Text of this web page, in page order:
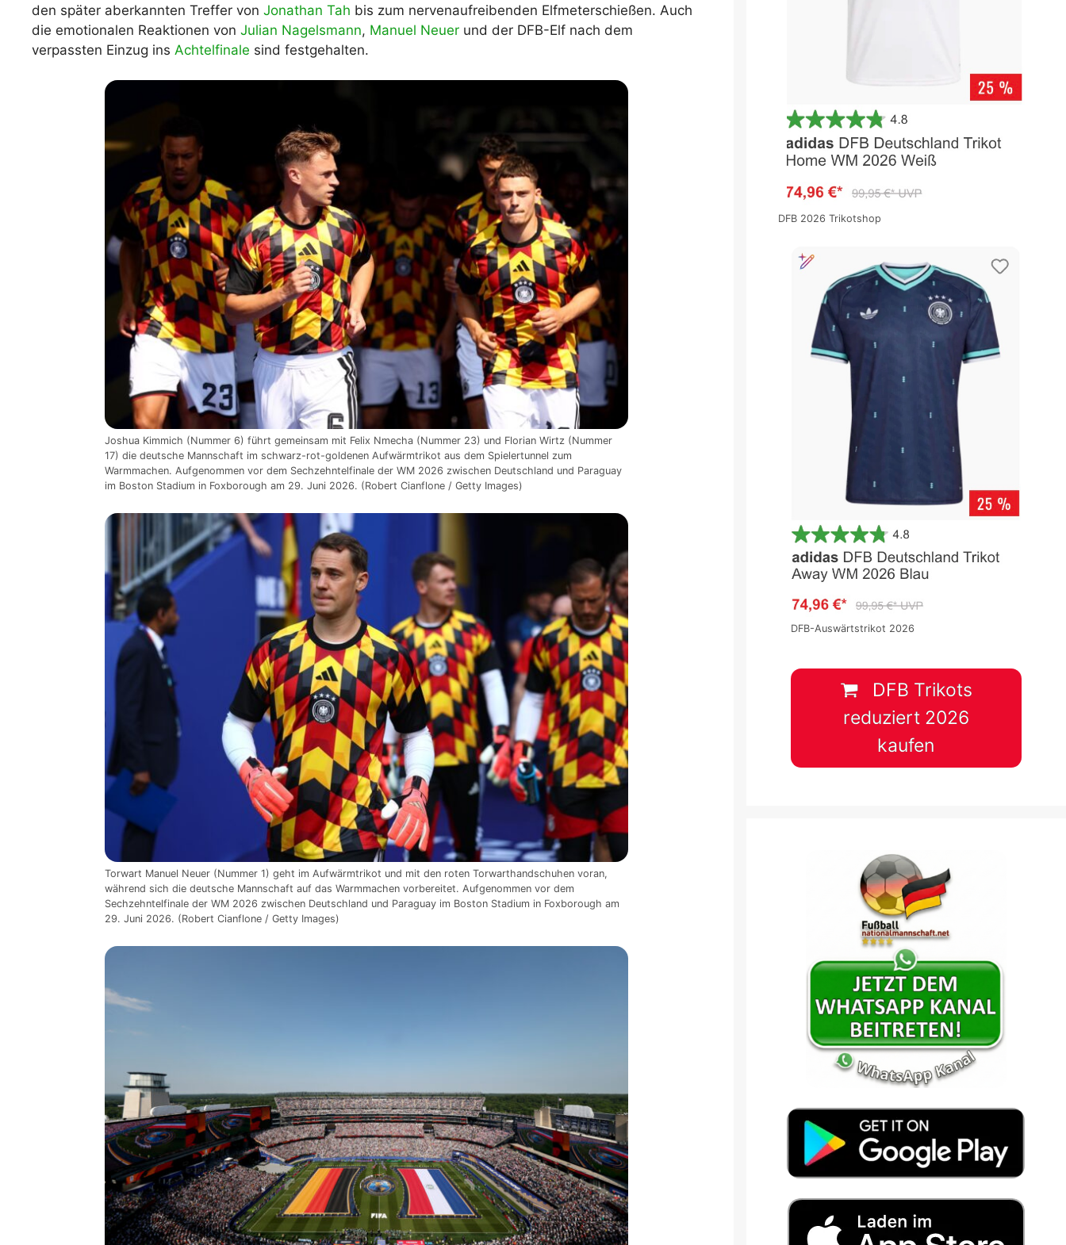
WM 2026 Spielplan Excel – kostenlos
downloaden & automatisch ausfüllen
den später aberkannten Treffer von Jonathan Tah bis zum nervenaufreibenden Elfmeterschießen. Auch
die emotionalen Reaktionen von Julian Nagelsmann, Manuel Neuer und der DFB-Elf nach dem
verpassten Einzug ins Achtelfinale sind festgehalten.
Joshua Kimmich (Nummer 6) führt gemeinsam mit Felix Nmecha (Nummer 23) und Florian Wirtz (Nummer
17) die deutsche Mannschaft im schwarz-rot-goldenen Aufwärmtrikot aus dem Spielertunnel zum
Warmmachen. Aufgenommen vor dem Sechzehntelfinale der WM 2026 zwischen Deutschland und Paraguay
im Boston Stadium in Foxborough am 29. Juni 2026. (Robert Cianflone / Getty Images)
Torwart Manuel Neuer (Nummer 1) geht im Aufwärmtrikot und mit den roten Torwarthandschuhen voran,
während sich die deutsche Mannschaft auf das Warmmachen vorbereitet. Aufgenommen vor dem
Sechzehntelfinale der WM 2026 zwischen Deutschland und Paraguay im Boston Stadium in Foxborough am
29. Juni 2026. (Robert Cianflone / Getty Images)
DFB 2026 Trikotshop
DFB-Auswärtstrikot 2026
DFB Trikots
reduziert 2026
kaufen